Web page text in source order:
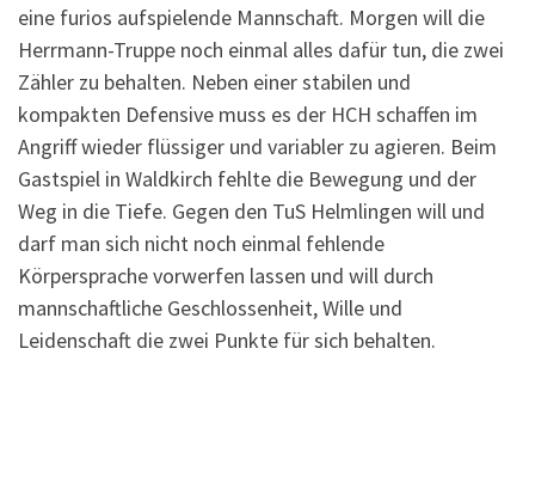
eine furios aufspielende Mannschaft. Morgen will die
Herrmann-Truppe noch einmal alles dafür tun, die zwei
Zähler zu behalten. Neben einer stabilen und
kompakten Defensive muss es der HCH schaffen im
Angriff wieder flüssiger und variabler zu agieren. Beim
Gastspiel in Waldkirch fehlte die Bewegung und der
Weg in die Tiefe. Gegen den TuS Helmlingen will und
darf man sich nicht noch einmal fehlende
Körpersprache vorwerfen lassen und will durch
mannschaftliche Geschlossenheit, Wille und
Leidenschaft die zwei Punkte für sich behalten.